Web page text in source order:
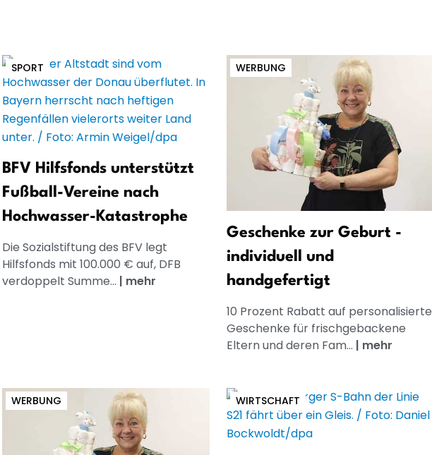
SPORT
BFV Hilfsfonds unterstützt
Fußball-Vereine nach
Hochwasser-Katastrophe
Die Sozialstiftung des BFV legt
Hilfsfonds mit 100.000 € auf, DFB
verdoppelt Summe... | mehr
WERBUNG
Geschenke zur Geburt -
individuell und
handgefertigt
10 Prozent Rabatt auf personalisierte
Geschenke für frischgebackene
Eltern und deren Fam... | mehr
WERBUNG WIRTSCHAFT